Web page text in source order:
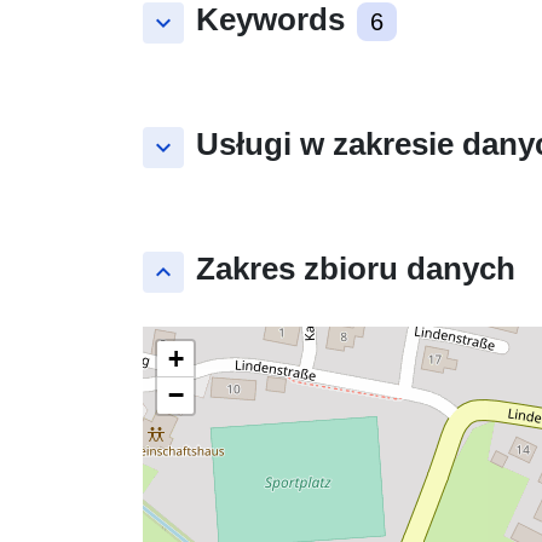
keyboard_arrow_down Keywords 6
keyboard_arrow_down Usługi w zakresie
keyboard_arrow_up Zakres zbioru danych
+
−